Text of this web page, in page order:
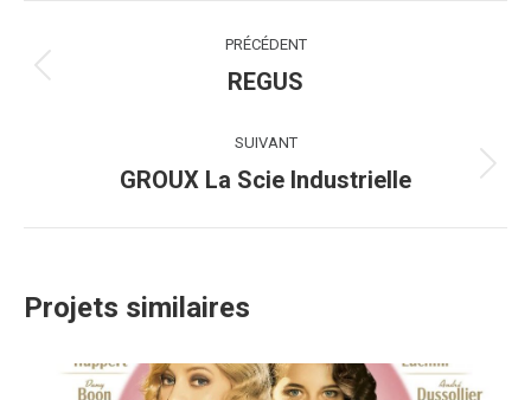
de
commentaire
PRÉCÉDENT
Onglet
REGUS
SUIVANT
Projets
GROUX La Scie Industrielle
Projets similaires